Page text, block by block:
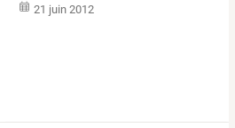
21 juin 2012